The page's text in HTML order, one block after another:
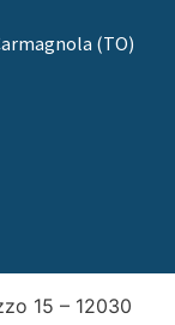
(TO)
15 – 12030